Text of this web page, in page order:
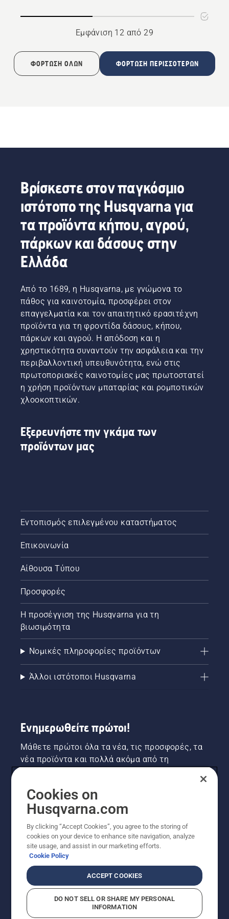
Εμφάνιση 12 από 29
ΦΌΡΤΩΣΗ ΌΛΩΝ ΦΌΡΤΩΣΗ ΠΕΡΙΣΣΌΤΕΡΩΝ
Βρίσκεστε στον παγκόσμιο
ιστότοπο της Husqvarna για
τα προϊόντα κήπου, αγρού,
πάρκων και δάσους στην
Ελλάδα
Από το 1689, η Husqvarna, με γνώμονα το
πάθος για καινοτομία, προσφέρει στον
επαγγελματία και τον απαιτητικό ερασιτέχνη
προϊόντα για τη φροντίδα δάσους, κήπου,
πάρκων και αγρού. Η απόδοση και η
χρηστικότητα συναντούν την ασφάλεια και την
περιβαλλοντική υπευθυνότητα, ενώ στις
πρωτοποριακές καινοτομίες μας πρωτοστατεί
η χρήση προϊόντων μπαταρίας και ρομποτικών
χλοοκοπτικών.
Εξερευνήστε την γκάμα των
προϊόντων μας
Εντοπισμός επιλεγμένου καταστήματος
Επικοινωνία
Αίθουσα Τύπου
Προσφορές
Η προσέγγιση της Husqvarna για τη
βιωσιμότητα
Νομικές πληροφορίες προϊόντων
Άλλοι ιστότοποι Husqvarna
Ενημερωθείτε πρώτοι!
Μάθετε πρώτοι όλα τα νέα, τις προσφορές, τα
νέα προϊόντα και πολλά ακόμα από τη
ΕΓΓΡΑΦΉ ΣΤΟ ΕΝΗΜΕΡΩΤΙΚΌ ΔΕΛΤΊΟ
Cookies on
Husqvarna.com
By clicking “Accept Cookies”, you agree to the storing of
cookies on your device to enhance site navigation, analyze
site usage, and assist in our marketing efforts.
Cookie Policy
ACCEPT COOKIES
DO NOT SELL OR SHARE MY PERSONAL
INFORMATION